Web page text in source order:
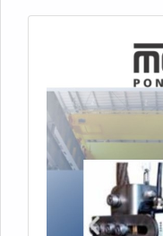
normas técnicas,
instalação até
treinamento. Ao
reduzir riscos
asseguram
para processos de